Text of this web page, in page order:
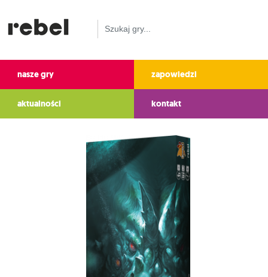
nasze gry zapowiedzi
aktualności kontakt